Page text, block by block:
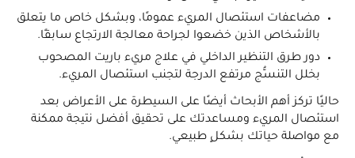
مضاعفات استئصال المريء عمومًا، وبشكل خاص ما يتعلق
بالأشخاص الذين خضعوا لجراحة معالجة الارتجاع سابقًا.
دور طرق التنظير الداخلي في علاج مريء باريت المصحوب
بخلل التنسُّج مرتفع الدرجة لتجنب استئصال المريء.
حاليًا تركز أهم الأبحاث أيضًا على السيطرة على الأعراض بعد
استئصال المريء ومساعدتك على تحقيق أفضل نتيجة ممكنة
مع مواصلة حياتك بشكلٍ طبيعي.